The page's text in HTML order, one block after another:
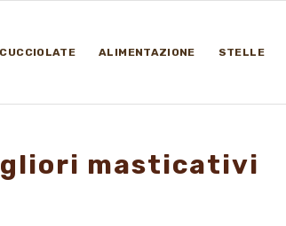
CUCCIOLATE ALIMENTAZIONE STELLE
masticativi